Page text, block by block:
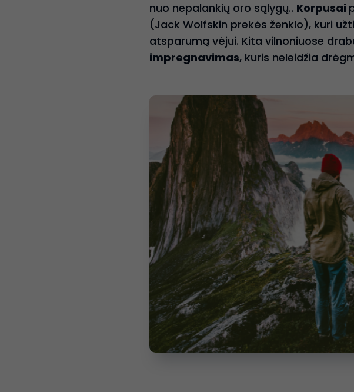
nuo nepalankių oro sąlygų.. Korpusai
(Jack Wolfskin prekės ženklo), kuri
atsparumą vėjui. Kita vilnoniuose
impregnavimas, kuris neleidžia